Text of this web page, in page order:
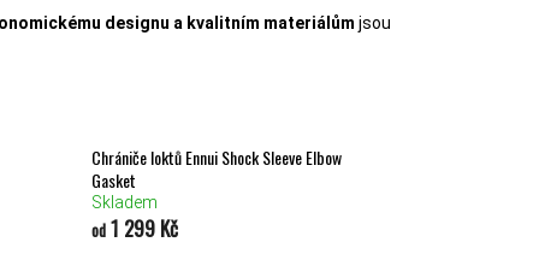
designu a kvalitním materiálům jsou
Chrániče loktů Ennui Shock Sleeve Elbow
Gasket
Skladem
od1 299 Kč